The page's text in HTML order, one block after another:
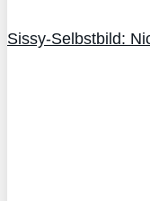
Sissy-Selbstbild: